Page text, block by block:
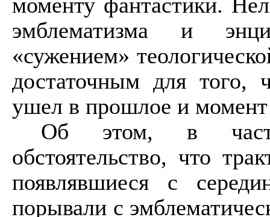
эмблематизма и
«сужением»
достаточным для того,
ушел в прошлое и
Об этом, в
обстоятельство, что
появлявшиеся с
порывали с